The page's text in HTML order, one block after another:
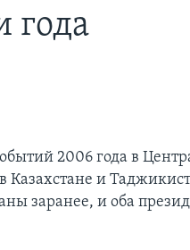
года
2006 года в
Казахстане и
заранее, и оба